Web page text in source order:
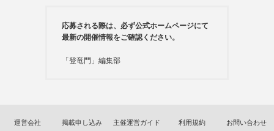
応募される際は、必ず公式ホームページにて
最新の開催情報をご確認ください。
「登竜門」編集部
運営会社 掲載申し込み 主催運営ガイド 利用規約 お問い合わせ